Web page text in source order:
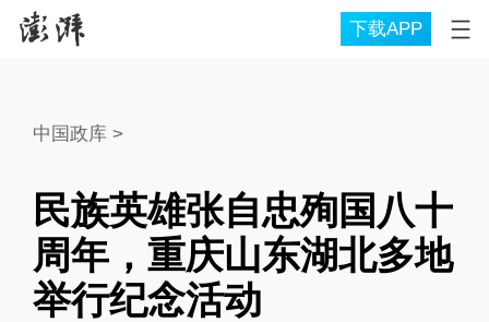
下载APP
中国政库 >
民族英雄张自忠殉国八十
周年，重庆山东湖北多地
举行纪念活动